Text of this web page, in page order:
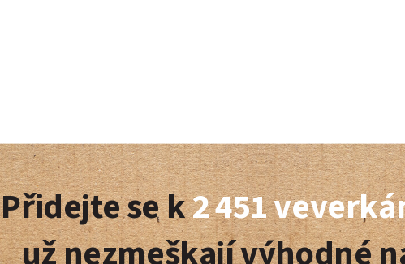
Přidejte se k2 451
už nezmeškají výhodné